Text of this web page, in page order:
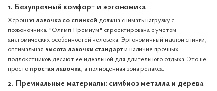
1. Безупречный комфорт и эргономика
Хорошая лавочка со спинкой должна снимать нагрузку с
позвоночника. "Олимп Премиум" спроектирована с учетом
анатомических особенностей человека. Эргономичный наклон спинки,
оптимальная высота лавочки стандарт и наличие прочных
подлокотников делают ее идеальной для длительного отдыха. Это не
просто простая лавочка, а полноценная зона релакса.
2. Премиальные материалы: симбиоз металла и дерева